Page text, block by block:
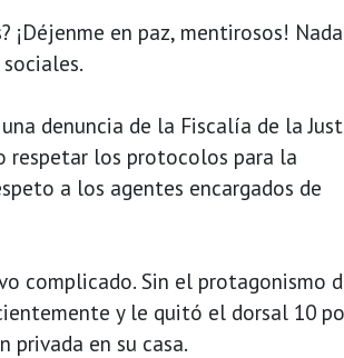
en paz, mentirosos!
denuncia de la Fiscalía de la
respetar los protocolos para la
a los agentes encargados de
complicado. Sin el protagonismo
y le quitó el dorsal 10
privada en su casa.